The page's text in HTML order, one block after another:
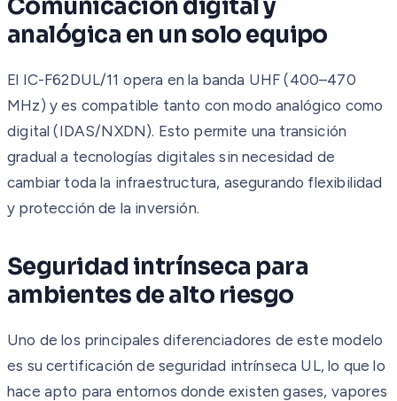
Comunicación digital y
analógica en un solo equipo
El IC-F62DUL/11 opera en la banda UHF (400–470
MHz) y es compatible tanto con modo analógico como
digital (IDAS/NXDN). Esto permite una transición
gradual a tecnologías digitales sin necesidad de
cambiar toda la infraestructura, asegurando flexibilidad
y protección de la inversión.
Seguridad intrínseca para
ambientes de alto riesgo
Uno de los principales diferenciadores de este modelo
es su certificación de seguridad intrínseca UL, lo que lo
hace apto para entornos donde existen gases, vapores